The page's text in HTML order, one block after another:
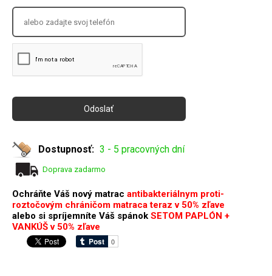
Dostupnosť: 3 - 5 pracovných dní
Doprava zadarmo
Ochráňte Váš nový matrac antibakteriálnym proti-
roztočovým chráničom matraca teraz v 50% zľave
alebo si spríjemníte Váš spánok SETOM PAPLÓN +
VANKÚŠ v 50% zľave